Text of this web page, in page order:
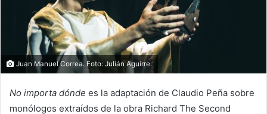
Juan Manuel Correa. Foto: Julián Aguirre.
No importa dónde es la adaptación de Claudio Peña sobre
monólogos extraídos de la obra Richard The Second